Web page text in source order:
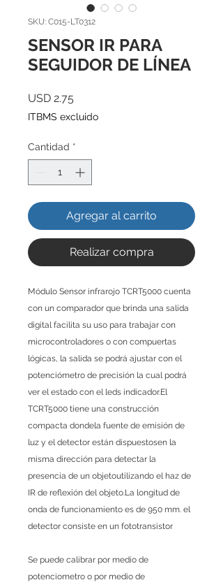
SKU: C015-LT0312
SENSOR IR PARA
SEGUIDOR DE LÍNEA
USD 2.75
ITBMS excluido
Cantidad *
Agregar al carrito
Realizar compra
Módulo Sensor infrarojo TCRT5000 cuenta
con un comparador que brinda una salida
digital facilita su uso para trabajar con
microcontroladores o con compuertas
lógicas, la salida se podrá ajustar con el
potenciómetro de precisión la cual podrá
ver el estado con el leds indicador.El
TCRT5000 tiene una construcción
compacta dondela fuente de emisión de
luz y el detector están dispuestosen la
misma dirección para detectar la
presencia de un objetoutilizando el haz de
IR de reflexión del objeto.La longitud de
onda de funcionamiento es de 950 mm. el
detector consiste en un fototransistor
Se puede calibrar por medio de
potenciometro o por medio de